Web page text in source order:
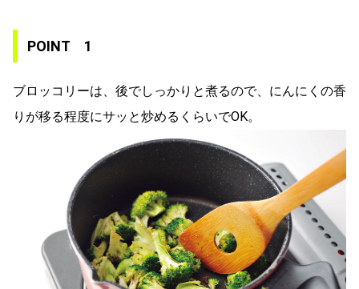
POINT 1
ブロッコリーは、後でしっかりと煮るので、にんにくの香
りが移る程度にサッと炒めるくらいでOK。